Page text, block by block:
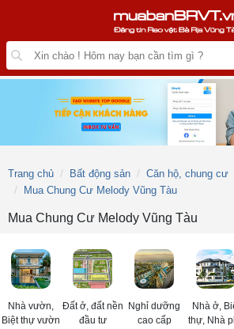
Trang chủ Bất động sản
Căn hộ, chung cư
Mua Chung Cư Melody Vũng Tàu
Mua Chung Cư Melody Vũng Tàu
Nhà vườn,
Biệt thự vườn
Đất ở, đất nền
đầu tư
Nghỉ dưỡng
cao cấp
Nhà ở,
thự, Nhà